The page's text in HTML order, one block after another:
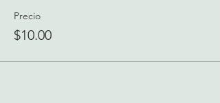
Precio
$10.00